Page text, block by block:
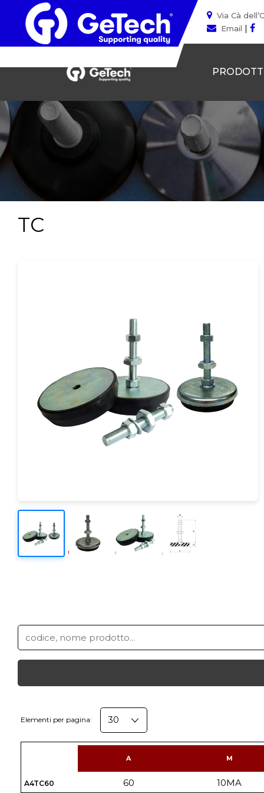
Via Cà
Email |
TC
Elementi per pagina:
A4TC60
A
60
M
10MA